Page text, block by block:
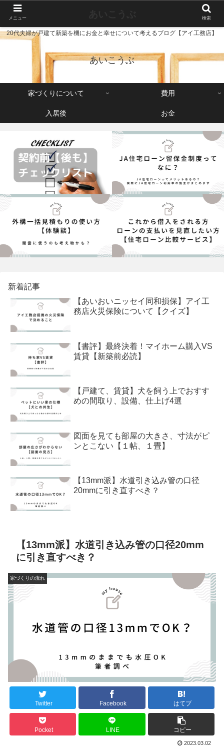
20代夫婦が戸建て新築を機にお金と幸せについて考えるブログ【アイ工務店】
あいこうぶ
家づくりについて 費用
入居後 お金
新着記事
【あいおいニッセイ同和損保】アイ工
務店火災保険について【クイズ】
【書評】最終決着！マイホーム購入VS
賃貸【新築前必読】
【戸建て、賃貸】犬を飼う上でおすす
めの間取り、設備、仕上げ4選
図面を見ても部屋の大きさ、寸法がピ
ンとこない【１帖、１畳】
【13mm派】水道引き込み管の口径
20mmに引き直すべき？
【13mm派】水道引き込み管の口径20mm
に引き直すべき？
家づくりの流れ
Twitter Facebook はてブ
Pocket LINE コピー
2023.03.02
メニュー 検索